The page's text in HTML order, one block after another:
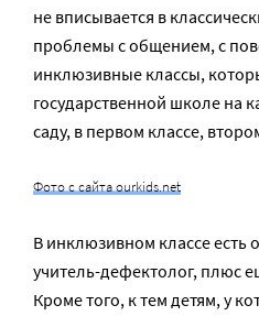
не вписывается в
проблемы с общением, с
инклюзивные классы,
государственной школе на
саду, в первом классе,
Фото с сайта ourkids.net
В инклюзивном классе есть
учитель-дефектолог, плюс
Кроме того, к тем детям, у